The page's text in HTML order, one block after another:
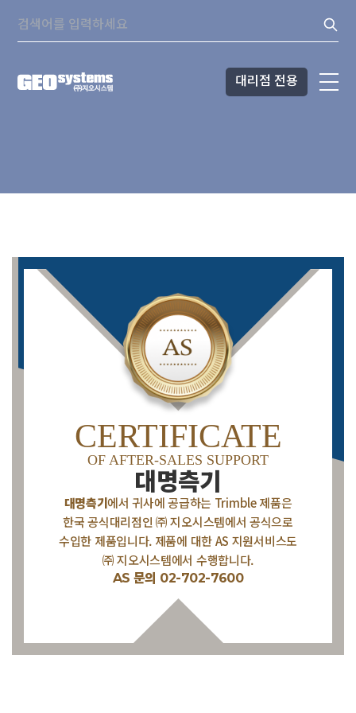
바로가기
Search:
대리점 전용
CERTIFICATE
OF AFTER-SALES SUPPORT
대명측기
대명측기에서 귀사에 공급하는 Trimble 제품은
한국 공식대리점인 ㈜ 지오시스템에서 공식으로
수입한 제품입니다. 제품에 대한 AS 지원서비스도
㈜ 지오시스템에서 수행합니다.
AS 문의 02-702-7600